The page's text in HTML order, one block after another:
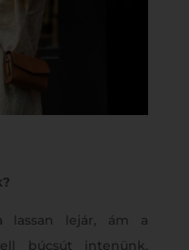
lassan lejár, ám a
búcsút intenünk,